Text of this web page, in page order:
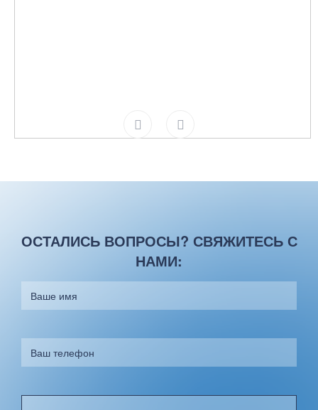
ОСТАЛИСЬ ВОПРОСЫ? СВЯЖИТЕСЬ С
НАМИ: